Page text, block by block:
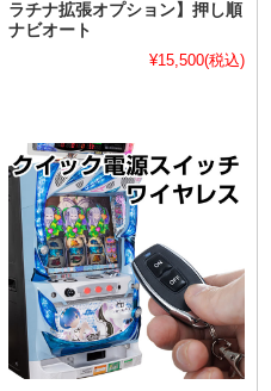
ラチナ拡張オプション】押し順
ナビオート
¥15,500(税込)